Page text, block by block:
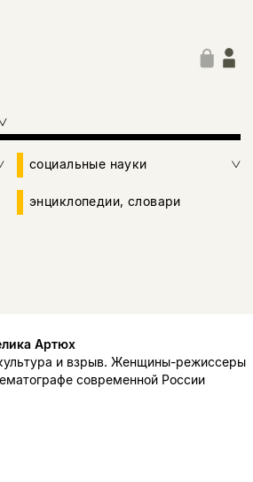
социальные науки
энциклопедии, словари
Артюх
и взрыв. Женщины-режиссеры
современной России